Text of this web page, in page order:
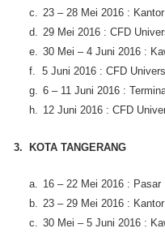
c.
23 – 28 Mei 2016 :
d.
29 Mei 2016 : CFD
e.
30 Mei – 4 Juni 2016 :
f.
5 Juni 2016 : CFD
g.
6 – 11 Juni 2016 :
h.
12 Juni 2016 : CFD
3. KOTA TANGERANG
a.
16 – 22 Mei 2016 : Pasar
b.
23 – 29 Mei 2016 :
c.
30 Mei – 5 Juni 2016 :